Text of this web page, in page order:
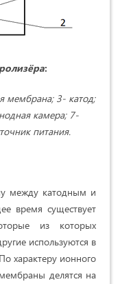
:
мембрана; 3- катод;
камера; 7-
питания.
между катодным и
время существует
из которых
используются в
характеру ионного
делятся на